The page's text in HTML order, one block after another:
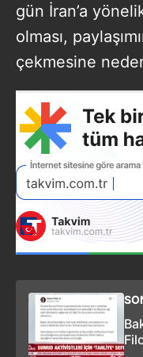
gün İran’a
olması,
çekmesine